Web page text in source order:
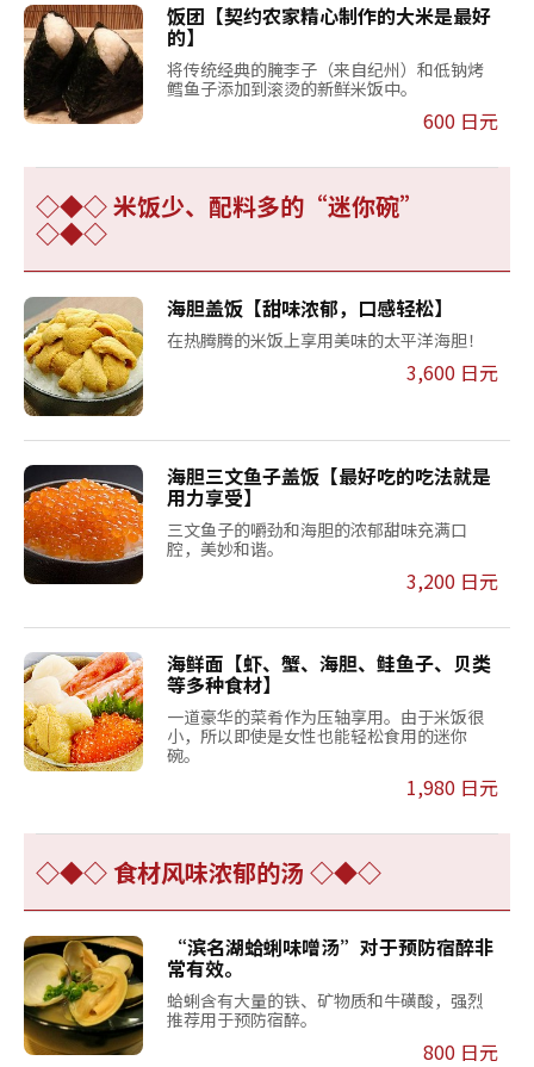
饭团【契约农家精心制作的大米是最好
的】
将传统经典的腌李子（来自纪州）和低钠烤
鳕鱼子添加到滚烫的新鲜米饭中。
600 日元
◇◆◇ 米饭少、配料多的“迷你碗”
◇◆◇
海胆盖饭【甜味浓郁，口感轻松】
在热腾腾的米饭上享用美味的太平洋海胆！
3,600 日元
海胆三文鱼子盖饭【最好吃的吃法就是
用力享受】
三文鱼子的嚼劲和海胆的浓郁甜味充满口
腔，美妙和谐。
3,200 日元
海鲜面【虾、蟹、海胆、鲑鱼子、贝类
等多种食材】
一道豪华的菜肴作为压轴享用。由于米饭很
小，所以即使是女性也能轻松食用的迷你
碗。
1,980 日元
◇◆◇ 食材风味浓郁的汤 ◇◆◇
“滨名湖蛤蜊味噌汤”对于预防宿醉非
常有效。
蛤蜊含有大量的铁、矿物质和牛磺酸，强烈
推荐用于预防宿醉。
800 日元